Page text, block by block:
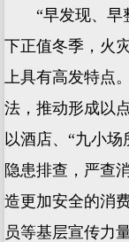
“早发现、早整
下正值冬季，火
上具有高发特点
法，推动形成以
以酒店、“九小
隐患排查，严查
造更加安全的消
员等基层宣传力